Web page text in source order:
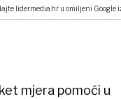
lidermedia.hr u omiljeni Google
mjera pomoći u